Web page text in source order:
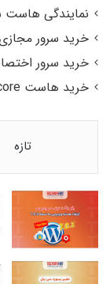
نمایندگی
خرید سرور مجازی
خرید سرور
خرید هاست net core.
تازه